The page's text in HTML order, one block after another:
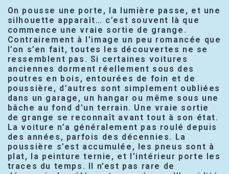
On pousse une porte, la lumière passe, et une
silhouette apparaît… c’est souvent là que
commence une vraie sortie de grange.
Contrairement à l’image un peu romancée que
l’on s’en fait, toutes les découvertes ne se
ressemblent pas. Si certaines voitures
anciennes dorment réellement sous des
poutres en bois, entourées de foin et de
poussière, d’autres sont simplement oubliées
dans un garage, un hangar ou même sous une
bâche au fond d’un terrain. Une vraie sortie
de grange se reconnaît avant tout à son état.
La voiture n’a généralement pas roulé depuis
des années, parfois des décennies. La
poussière s’est accumulée, les pneus sont à
plat, la peinture ternie, et l’intérieur porte les
traces du temps. Il n’est pas rare de